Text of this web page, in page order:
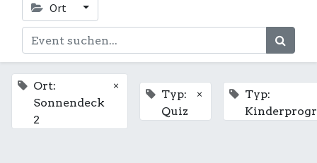
Ort
Ort:
Sonnendeck
2
×
Typ:
Quiz
×
Typ: